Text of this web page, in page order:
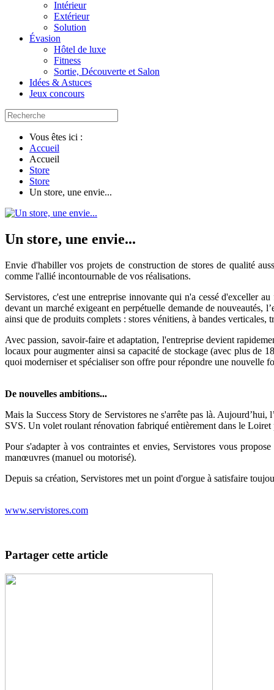
Intérieur
Extérieur
Solution
Évasion
Hôtel de luxe
Fitness
Sortie, Découverte et Salon
Idées & Astuces
Jeux concours
Vous êtes ici :
Accueil
Accueil
Store
Store
Un store, une envie...
Un store, une envie...
Envie d'habiller vos projets de construction de stores de qualité
comme l'allié incontournable de vos réalisations.
Servistores, c'est une entreprise innovante qui n'a cessé d'exceller
devant un marché exigeant en perpétuelle demande de nouveautés,
ainsi que de produits complets : stores vénitiens, à bandes
Avec passion, savoir-faire et adaptation, l'entreprise devient
locaux pour augmenter ainsi sa capacité de stockage (avec plus de
quoi moderniser et spécialiser son offre pour répondre une nouvelle
De nouvelles ambitions...
Mais la Success Story de Servistores ne s'arrête pas là.
SVS. Un volet roulant rénovation fabriqué entièrement dans le
Pour s'adapter à vos contraintes et envies, Servistores vous
manœuvres (manuel ou motorisé).
Depuis sa création, Servistores met un point d'orgue à satisfaire
www.servistores.com
Partager cette article